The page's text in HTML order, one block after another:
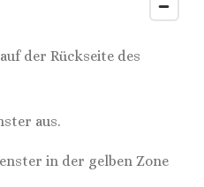
der Rückseite des
aus.
in der gelben Zone